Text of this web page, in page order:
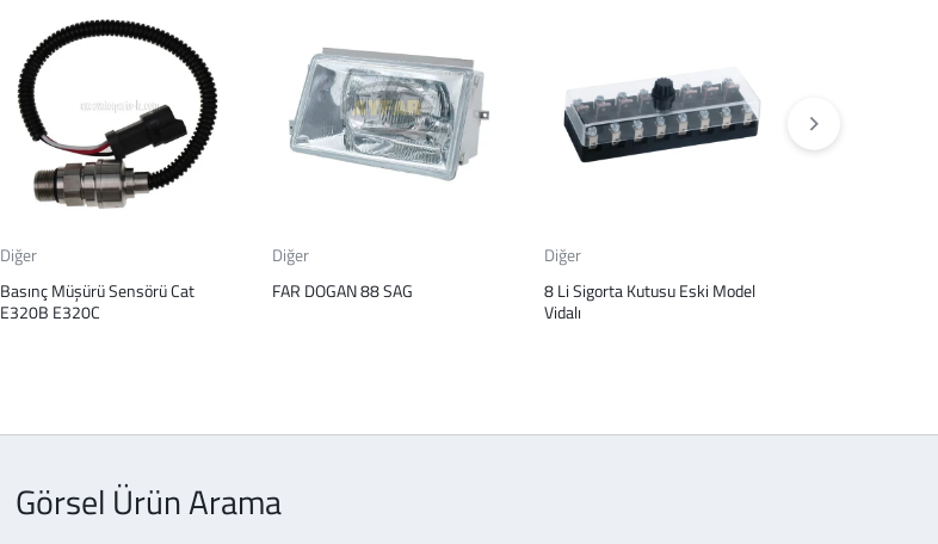
Diğer
Basınç Müşürü Sensörü Cat
E320B E320C
Diğer
FAR DOGAN 88 SAG
Diğer
8 Li Sigorta Kutusu Eski Model
Vidalı
Görsel Ürün Arama